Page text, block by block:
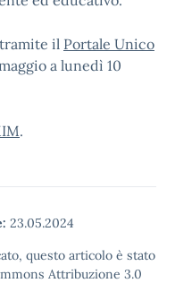
il Portale Unico
a lunedì 10
.
23.05.2024
questo articolo è stato
Attribuzione 3.0